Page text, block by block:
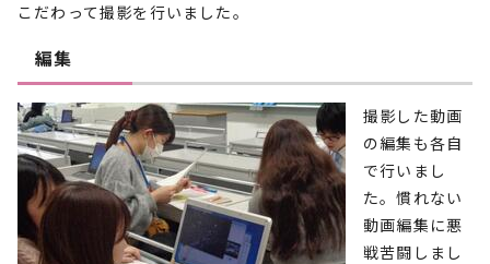
こだわって撮影を行いました。
編集
撮影した動画
の編集も各自
で行いまし
た。慣れない
動画編集に悪
戦苦闘しまし